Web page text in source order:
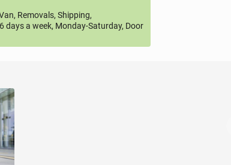
Removals, Shipping,
days a week, Monday-Saturday, Door